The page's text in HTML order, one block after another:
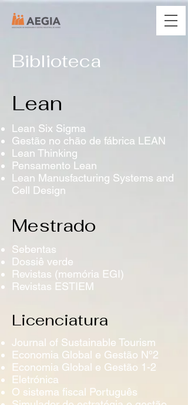
Biblioteca
Lean
Lean Six Sigma
Gestão no chão de fábrica LEAN
Lean Thinking
Pensamento Lean
Lean Manusfacturing Systems and
Cell Design
Mestrado
Sebentas
Dossiê verde
Revistas (memória EGI)
Revistas ESTIEM
Licenciatura
Journal of Sustainable Tourism
Economia Global e Gestão Nº2
Economia Global e Gestão 1-2
Eletrónica
O sistema fiscal Português